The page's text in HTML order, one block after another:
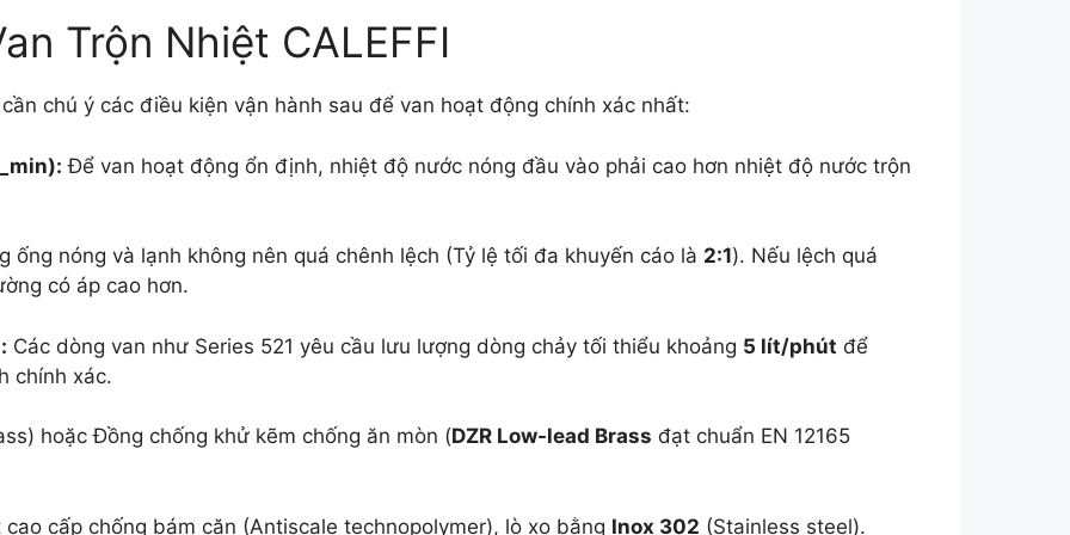
Trộn Nhiệt CALEFFI
chú ý các điều kiện vận hành sau để van hoạt động chính xác nhất:
): Để van hoạt động ổn định, nhiệt độ nước nóng đầu vào phải cao hơn nhiệt độ nước trộn
nóng và lạnh không nên quá chênh lệch (Tỷ lệ tối đa khuyến cáo là 2:1). Nếu lệch quá
có áp cao hơn.
Các dòng van như Series 521 yêu cầu lưu lượng dòng chảy tối thiểu khoảng 5 lít/phút để
chính xác.
hoặc Đồng chống khử kẽm chống ăn mòn (DZR Low-lead Brass đạt chuẩn EN 12165
cấp chống bám cặn (Antiscale technopolymer), lò xo bằng Inox 302 (Stainless steel).